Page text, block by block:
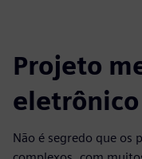
Projeto
eletrônico
Não é segredo que os